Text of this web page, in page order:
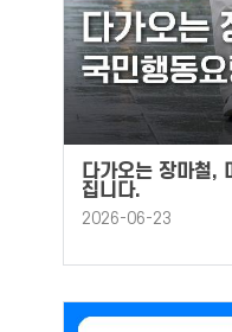
다가오는 장마철,
집니다.
2026-06-23